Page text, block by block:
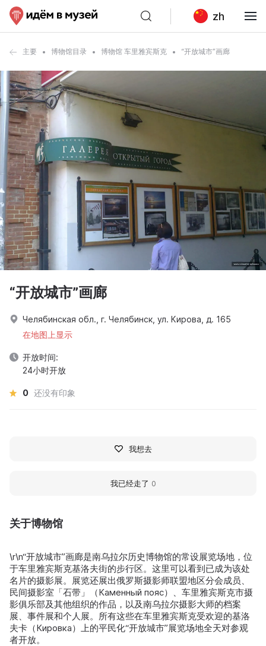
zh
主要 博物馆目录 博物馆 车里雅宾斯克 “开放城市”画廊
关于博物馆
\r\n“开放城市”画廊是南乌拉尔历史博物馆的常设展览场地，位
于车里雅宾斯克基洛夫街的步行区。这里可以看到已成为该处
名片的摄影展。展览还展出俄罗斯摄影师联盟地区分会成员、
民间摄影室「石带」（Каменный пояс）、车里雅宾斯克市摄
影俱乐部及其他组织的作品，以及南乌拉尔摄影大师的档案
展、事件展和个人展。所有这些在车里雅宾斯克受欢迎的基洛
夫卡（Кировка）上的平民化“开放城市”展览场地全天对参观
者开放。
“开放城市”画廊
Челябинская обл., г. Челябинск, ул. Кирова, д. 165
在地图上显示
开放时间:
24小时开放
0 还没有印象
我想去
我已经走了 0